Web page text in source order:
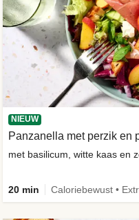
NIEUW
Panzanella met perzik en
met basilicum, witte kaas en
20 min